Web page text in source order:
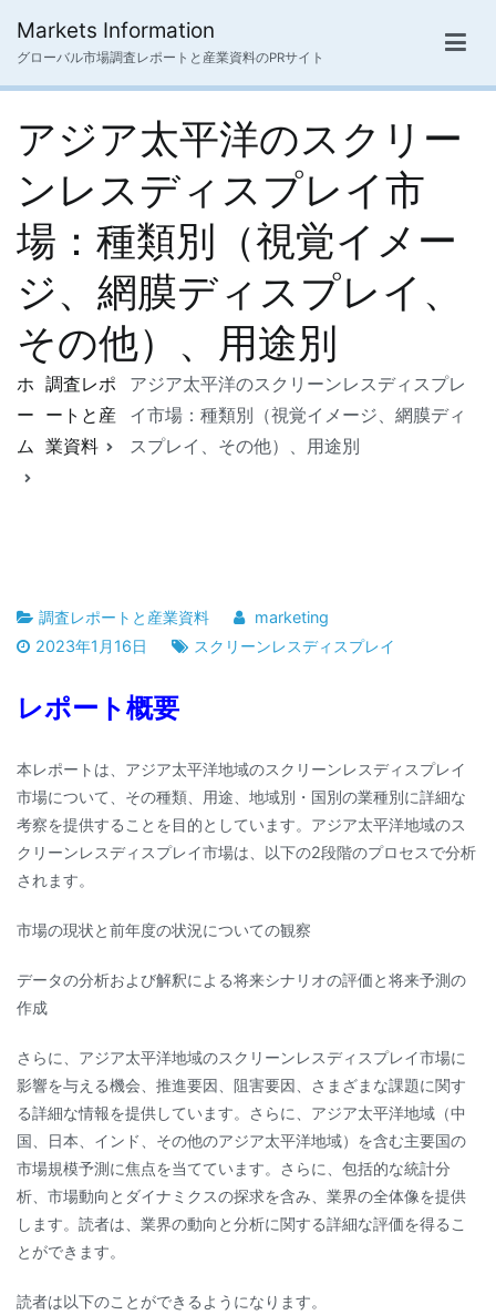
ス
Markets Information
グローバル市場調査レポートと産業資料のPRサイト
アジア太平洋のスクリー
ンレスディスプレイ市
場：種類別（視覚イメー
ジ、網膜ディスプレイ、
その他）、用途別
ホ
ー
ム
調査レポ
ートと産
業資料
アジア太平洋のスクリーンレスディスプレ
イ市場：種類別（視覚イメージ、網膜ディ
スプレイ、その他）、用途別
調査レポートと産業資料
marketing
2023年1月16日
スクリーンレスディスプレイ
レポート概要
本レポートは、アジア太平洋地域のスクリーンレスディスプレイ
市場について、その種類、用途、地域別・国別の業種別に詳細な
考察を提供することを目的としています。アジア太平洋地域のス
クリーンレスディスプレイ市場は、以下の2段階のプロセスで分析
されます。
市場の現状と前年度の状況についての観察
データの分析および解釈による将来シナリオの評価と将来予測の
作成
さらに、アジア太平洋地域のスクリーンレスディスプレイ市場に
影響を与える機会、推進要因、阻害要因、さまざまな課題に関す
る詳細な情報を提供しています。さらに、アジア太平洋地域（中
国、日本、インド、その他のアジア太平洋地域）を含む主要国の
市場規模予測に焦点を当てています。さらに、包括的な統計分
析、市場動向とダイナミクスの探求を含み、業界の全体像を提供
します。読者は、業界の動向と分析に関する詳細な評価を得るこ
とができます。
読者は以下のことができるようになります。